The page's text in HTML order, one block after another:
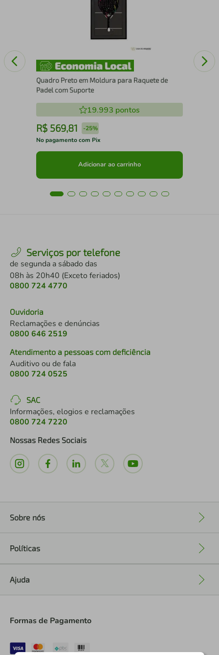
Quadro Preto em Moldura para Raquete de
Padel com Suporte
19.993 pontos
R$ 569,81 -25%
No pagamento com Pix
Adicionar ao carrinho
Serviços por telefone
de segunda a sábado das
08h às 20h40 (Exceto feriados)
0800 724 4770
Ouvidoria
Reclamações e denúncias
0800 646 2519
Atendimento a pessoas com deficiência
Auditivo ou de fala
0800 724 0525
SAC
Informações, elogios e reclamações
0800 724 7220
Nossas Redes Sociais
Sobre nós
Políticas
Ajuda
Formas de Pagamento